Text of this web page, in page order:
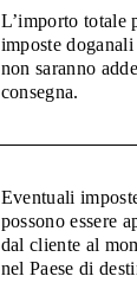
L’importo totale
imposte
non saranno
consegna.
Eventuali
possono essere
dal cliente al
nel Paese di